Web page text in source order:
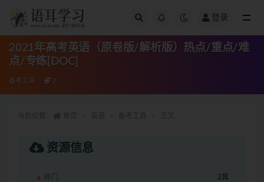
登录
2021年高考英语（原卷版/解析版）热点/重点/难
点/专练[DOC]
备考工具 2
资源信息
外门 2耳